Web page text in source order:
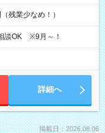
残業少なめ！）
談OK ※9月～！
詳細へ
掲載日：2026.08.06